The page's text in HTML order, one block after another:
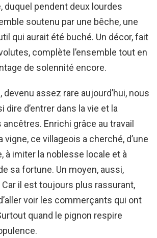
duquel pendent deux lourdes
soutenu par une bêche, une
qui aurait été buché. Un décor, fait
complète l’ensemble tout en
de solennité encore.
devenu assez rare aujourd’hui, nous
dire d’entrer dans la vie et la
Enrichi grâce au travail
ce villageois a cherché, d’une
à imiter la noblesse locale et à
sa fortune. Un moyen, aussi,
Car il est toujours plus rassurant,
voir les commerçants qui ont
quand le pignon respire